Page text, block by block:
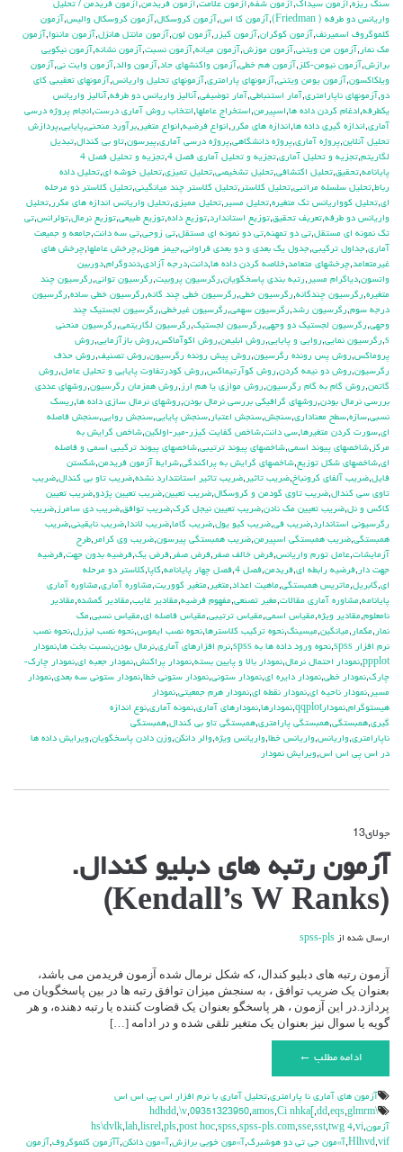
سنگ ريزه,آزمون سيداك,آزمون شفه,آزمون علامت,آزمون فريدمن,آزمون فريدمن / تحليل
واريانس دو طرفه ( Friedman)
,آزمون كا اس,آزمون كروسكال,آزمون كروسكال واليس,آزمون
كلموگروف اسميرنف,آزمون كوكران,آزمون كيزر ,آزمون لون,آزمون مانتل هانزل,آزمون ماننوا,آزمون
مك نمار ,آزمون من ويتني,آزمون موزش,آزمون ميانه,آزمون نسبت,آزمون نشانه,آزمون نيكويي
برازش,آزمون نيومن-كلز ,آزمون هم خطي,آزمون واكنشهاي حاد,آزمون والد,آزمون وايت ني,آزمون
ويلكاكسون,آزمون يومن ويتني,آزمونهاي پارامتري,آزمونهاي تحليل واريانس,آزمونهاي تعقيبي كاي
دو,آزمونهاي ناپارامتري,آمار استنباطي,آمار توضيفي,آناليز واريانس دو طرفه,آناليز واريانس
يکطرفه,ادغام كردن داده ها,اسپيرمن,استخراج عاملها,انتخاب روش آماري درست,انجام پروژه درسي
آماري,اندازه گيري داده ها,اندازه هاي مكرر ,انواع فرضيه,انواع متغير ,برآورد منحني,پايايي,پردازش
تحليل آنلاين,پروژه آماري,پروژه دانشگاهي,پروژه درسي آماري,پيرسون,تاو بي کندال,تبديل
لگاريتم,تجزيه و تحليل آماري,تجزيه و تحليل آماري فصل 4 ,
تجزيه و تحليل فصل 4
پايانامه,تحقيق,تحليل اكتشافي,تحليل تشخيصي,تحليل تميزي,تحليل خوشه اي,تحليل داده
رباط,تحليل سلسله مراتبي,تحليل كلاستر ,تحليل كلاستر چند ميانگيني,تحليل كلاستر دو مرحله
اي,تحليل كوواريانس تك متغيره,تحليل مسير ,تحليل مميزي,تحليل واريانس اندازه هاي مكرر ,تحليل
واريانس دو طرفه,تعريف تحقيق,توزيع استاندارد,توزيع داده,توزيع طبيعي,توزيع نرمال,تولرانس,تي
تک نمونه اي مستقل,تي دو تمهنه,تي دو نمونه اي مستقل,تي زوجي,تي سه دانت,جامعه و جميعت
آماري,جداول تركيبي,جدول يك بعدي و دو بعدي فراواني,جيمز هوئل,چرخش عاملها,چرخش هاي
غيرمتعامد,چرخشهاي متعامد,خلاصه كردن داده ها,دانت,درجه آزادي,دندوگرام,دوربين
واتسون,دياگرام مسير ,رتبه بندي پاسخگويان,رگرسيون پروبيت,رگرسيون تواني,رگرسيون چند
متغيره,رگرسيون چندگانه,رگرسيون خطي,رگرسيون خطي چند گانه,رگرسيون خطي ساده,رگرسيون
درجه سوم,رگرسيون رشد,رگرسيون سهمي,رگرسيون غيرخطي,رگرسيون لجستيك چند
وجهي,رگرسيون لجستيك دو وجهي,رگرسيون لجستيک,رگرسيون لگاريتمي,رگرسيون منحني
s
,رگرسيون نمايي,روايي و پايايي,روش ابليمن,روش اكوآماكس,روش بازآزمايي,روش
پروماكس,روش پس رونده رگرسيون,روش پيش رونده رگرسيون,روش تصنيف,روش حذف
رگرسيون,روش دو نيمه كردن,روش كوآرتيماكس,روش كودرتفاوت پايايي و تحليل عامل,روش
گاتمن,روش گام به گام رگرسيون,روش موازي يا هم ارز ,روش همزمان رگرسيون,روشهاي عددي
بررسي نرمال بودن,روشهاي گرافيكي بررسي نرمال بودن,روشهاي نرمال سازي داده ها,ريسك
نسبي,سازه,سطح معناداري,سنجش,سنجش اعتبار ,سنجش پايايي,سنجش روايي,سنجش فاصله
اي,سورت كردن متغيرها,سي دانت,شاخص كفايت كيزر-مير-اولكين,شاخص گرايش به
مركز ,شاخصهاي پيوند اسمي,شاخصهاي پيوند ترتيبي,شاخصهاي پيوند تركيبي اسمي و فاصله
اي,شاخصهاي شكل توزيع,شاخصهاي گرايش به پراكندگي,شرايط آزمون فريدمن,شكستن
فايل,ضريب آلفاي کرونباخ,ضريب تاثير ,ضريب تاثير استانتدارد نشده,ضريب تاو بي كندال,ضريب
تاوي سي كندال,ضريب تاوي گودمن و كروسكال,ضريب تعيين,ضريب تعيين پژدو,ضريب تعيين
كاكس و نل,ضريب تعيين مك نادن,ضريب تعيين نيجل كرك,ضريب توافق,ضريب دي سامرز ,ضريب
رگرسيوني استاندارد,ضريب في,ضريب كيو يول,ضريب گاما,ضريب لاندا,ضريب نايقيني,ضريب
همبستگي,ضريب همبستگي اسپيرمن,ضريب همبستگي پيرسون,ضريب وي كرامر ,طرح
آزمايشات,عامل تورم واريانس,فرض خالف صفر ,فرض صفر ,فرض يك,فرضيه بدون جهت,فرضيه
جهت دار ,فرضيه رابطه اي,فريدمن,فصل 4 ,فصل چهار پايانامه,كاپا,كلاستر دو مرحله
اي,گابريل,ماتريس همبستگي,ماهيت اعداد,متغير ,متغير كووريت,مشاوره آماري,مشاوره آماري
پايانامه,مشاوره آماري مقالات,مغير تصنعي,مفهوم فرضيه,مقادير غايب,مقادير گمشده,مقادير
نامعلوم,مقادير ويژه,مقياس اسمي,مقياس ترتيبي,مقياس فاصله اي,مقياس نسبي,مك
نمار ,مكمار ,ميانگين,ميسينگ,نحوه تركيب كلاسترها,نحوه نصب ايموس,نحوه نصب ليزرل,نحوه نصب
نرم افزار spss
,نحوه ورود داده ها به spss ,نرم افزارهاي آماري,نرمال بودن,نسبت بخت ها,نمودار
ppplot
,نمودار احتمال نرمال,نمودار بالا و پايين بسته,نمودار پراكنش,نمودار جعبه اي,نمودار چارك-
چارك,نمودار خطي,نمودار دايره اي,نمودار ستوني,نمودار ستوني خطا,نمودار ستوني سه بعدي,نمودار
مسير ,نمودار ناحيه اي,نمودار نقطه اي,نمودار هرم جمعيتي,نمودار
هيستوگرام,نمودارqqplot ,نمودارها,نمودارهاي آماري,نمونه آماري,نوع اندازه
گيري,همبستگي,همبستگي پارامتري,همبستگي تاو بي کندال,همبستگي
ناپارامتري,واريانس,واريانس خطا,واريانس ويژه,والر دانكن,وزن دادن پاسخگويان,ويرايش داده ها
در اس پي اس اس,ويرايش نمودار
جولای13
آزمون
رتبه
های
دبلیو
(Kendall’s
Ranks)
آزمون رتبه های دبلیو کندال.
(Kendall’s W Ranks)
ارسال شده از spss-pls
آزمون رتبه های دبلیو کندال، که شکل نرمال شده آزمون فریدمن می باشد،
بعنوان یک ضریب توافق ، به سنجش میزان توافق رتبه ها در بین پاسخگویان می
پردازد.در این آزمون ، هر پاسخگو بعنوان یک قضاوت کننده یا رتبه دهنده، و هر
گویه یا سوال نیز بعنوان یک متغیر تلقی شده و در ادامه […]
ادامه مطلب ←
آزمون هاي آماري نا پارامتري,تحليل آماري با نرم افزار اس پي اس اس
\hdhdd
,\v,09351323950,amos,Ci nhka[ ,dd,eqs,glmrm
آزمون,
hs\dvlk,lah,lisrel,pls,post hoc,spss,spss-pls.com,sse,sst,twg 4,vi
Hlhvd,vif
,آ»مون جي تي دو هوشبرگ,آ»مون خوبي برازش,آ»مون دانكن,آآزمون كلموگروف,آزمون